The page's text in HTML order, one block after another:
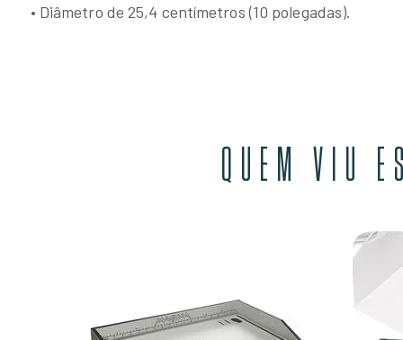
• Diâmetro de 25,4 centímetros (10 polegadas).
QUEM VIU